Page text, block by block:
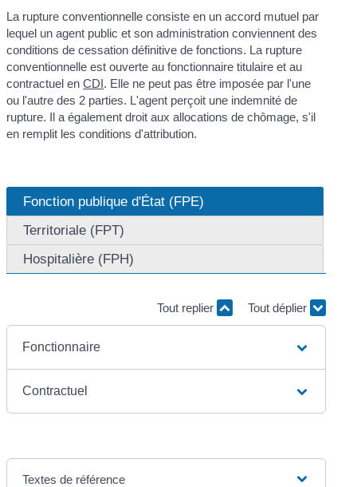
La rupture conventionnelle consiste en un accord mutuel par
lequel un agent public et son administration conviennent des
conditions de cessation définitive de fonctions. La rupture
conventionnelle est ouverte au fonctionnaire titulaire et au
contractuel enCDI. Elle ne peut pas être imposée par l'une
ou l'autre des 2 parties. L'agent perçoit une indemnité de
rupture. Il a également droit aux allocations de chômage, s'il
en remplit les conditions d'attribution.
Fonction publique d'État (FPE)
Territoriale (FPT)
Hospitalière (FPH)
Tout replier Tout déplier
Fonctionnaire
Contractuel
Textes de référence